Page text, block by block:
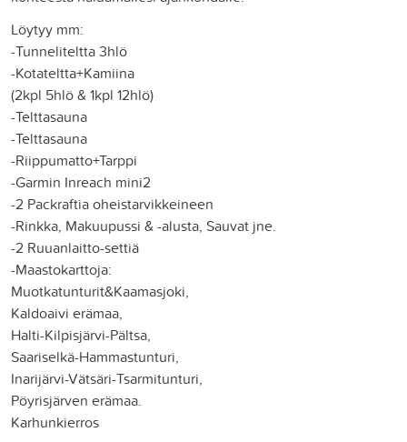
Löytyy mm:
-Tunneliteltta 3hlö
-Kotateltta+Kamiina
(2kpl 5hlö & 1kpl 12hlö)
-Telttasauna
-Telttasauna
-Riippumatto+Tarppi
-Garmin Inreach mini2
-2 Packraftia oheistarvikkeineen
-Rinkka, Makuupussi & -alusta, Sauvat jne.
-2 Ruuanlaitto-settiä
-Maastokarttoja:
Muotkatunturit&Kaamasjoki,
Kaldoaivi erämaa,
Halti-Kilpisjärvi-Pältsa,
Saariselkä-Hammastunturi,
Inarijärvi-Vätsäri-Tsarmitunturi,
Pöyrisjärven erämaa.
Karhunkierros